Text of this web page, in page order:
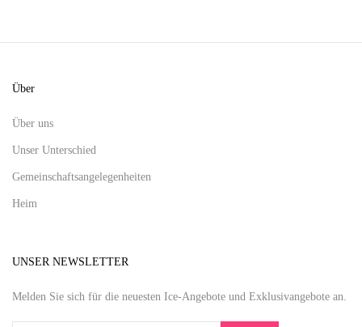
Über
Über uns
Unser Unterschied
Gemeinschaftsangelegenheiten
Heim
UNSER NEWSLETTER
Melden Sie sich für die neuesten Ice-Angebote und Exklusivangebote an.